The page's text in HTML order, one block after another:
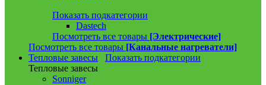
Показать подкатегории
Dastech
Посмотреть все товары [Электрические]
Посмотреть все товары [Канальные нагреватели]
Тепловые завесы
Показать подкатегории
Тепловые завесы
Sonniger